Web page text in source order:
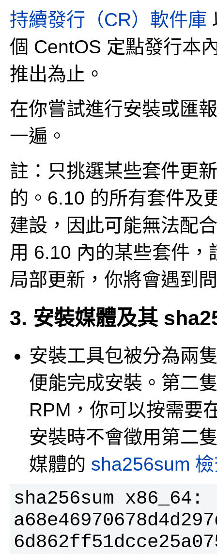
持續發行（CR）軟件庫
個 CentOS 定點發行本
推出為止。
在你嘗試進行安裝或匯
一遍。
註：只挑選某些套件更
的。6.10 的所有套件及
建設，因此可能無法配
用 6.10 內的某些套件
局部更新，你將會遇到
3. 安裝媒體及其
安裝工具包被分為兩
便能完成安裝。第二
RPM，你可以按需要
安裝時不會徵用第二
媒體的 sha256sum